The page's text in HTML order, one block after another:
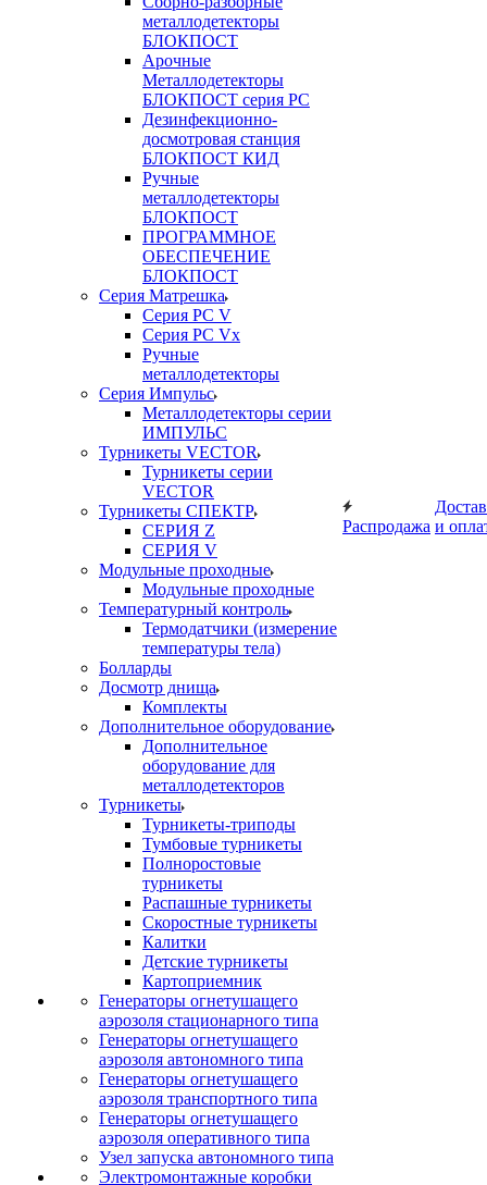
металлодетекторы
БЛОКПОСТ
Арочные
Металлодетекторы
БЛОКПОСТ серия РС
Дезинфекционно-
досмотровая станция
БЛОКПОСТ КИД
Ручные
металлодетекторы
БЛОКПОСТ
ПРОГРАММНОЕ
ОБЕСПЕЧЕНИЕ
БЛОКПОСТ
Серия Матрешка
Серия PC V
Серия PC Vx
Ручные
металлодетекторы
Серия Импульс
Металлодетекторы серии
ИМПУЛЬС
Турникеты VECTOR
Турникеты серии
VECTOR
Турникеты СПЕКТР
СЕРИЯ Z
СЕРИЯ V
Модульные проходные
Модульные проходные
Температурный контроль
Термодатчики (измерение
температуры тела)
Болларды
Досмотр днища
Комплекты
Дополнительное оборудование
Дополнительное
оборудование для
металлодетекторов
Турникеты
Турникеты-триподы
Тумбовые турникеты
Полноростовые
турникеты
Распашные турникеты
Скоростные турникеты
Калитки
Детские турникеты
Картоприемник
Генераторы огнетушащего
аэрозоля стационарного типа
Генераторы огнетушащего
аэрозоля автономного типа
Генераторы огнетушащего
аэрозоля транспортного типа
Генераторы огнетушащего
аэрозоля оперативного типа
Узел запуска автономного типа
Электромонтажные коробки
Распродажа и